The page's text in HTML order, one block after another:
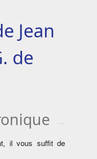
Jean
de
il vous suffit de